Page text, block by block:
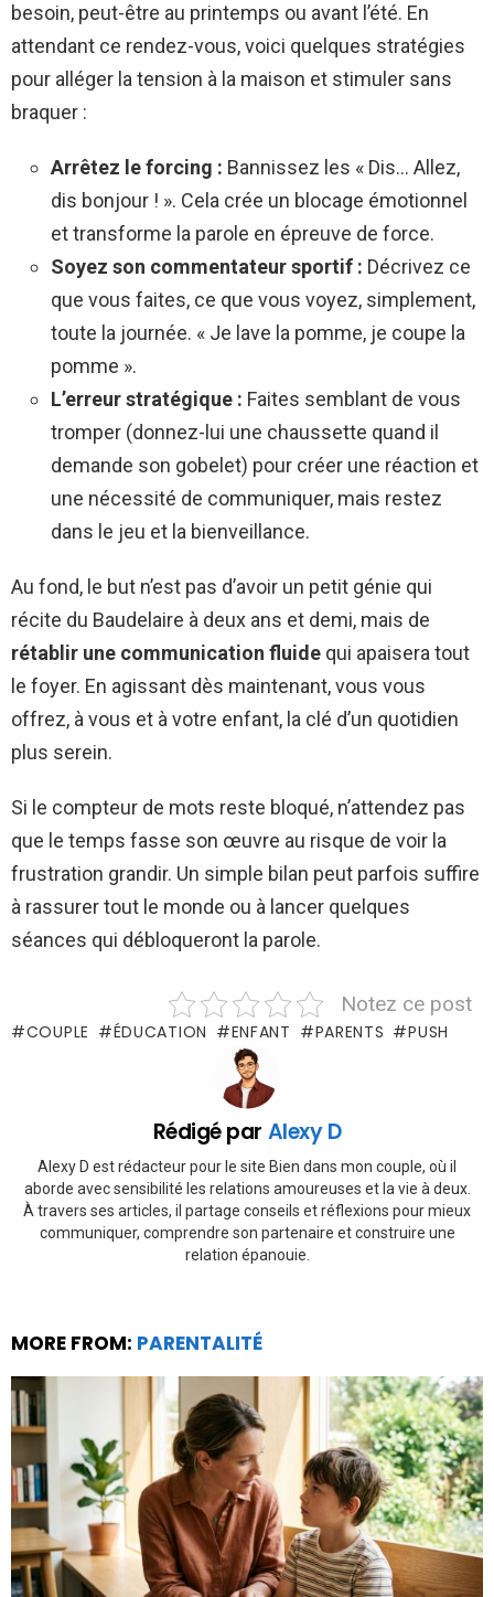
besoin, peut-être au printemps ou avant l’été. En
attendant ce rendez-vous, voici quelques stratégies
pour alléger la tension à la maison et stimuler sans
braquer :
Arrêtez le forcing : Bannissez les « Dis… Allez,
dis bonjour ! ». Cela crée un blocage émotionnel
et transforme la parole en épreuve de force.
Soyez son commentateur sportif : Décrivez ce
que vous faites, ce que vous voyez, simplement,
toute la journée. « Je lave la pomme, je coupe la
pomme ».
L’erreur stratégique : Faites semblant de vous
tromper (donnez-lui une chaussette quand il
demande son gobelet) pour créer une réaction et
une nécessité de communiquer, mais restez
dans le jeu et la bienveillance.
Au fond, le but n’est pas d’avoir un petit génie qui
récite du Baudelaire à deux ans et demi, mais de
rétablir une communication fluide qui apaisera tout
le foyer. En agissant dès maintenant, vous vous
offrez, à vous et à votre enfant, la clé d’un quotidien
plus serein.
Si le compteur de mots reste bloqué, n’attendez pas
que le temps fasse son œuvre au risque de voir la
frustration grandir. Un simple bilan peut parfois suffire
à rassurer tout le monde ou à lancer quelques
séances qui débloqueront la parole.
Notez ce post
COUPLE ÉDUCATION ENFANT PARENTS PUSH
Rédigé par Alexy D
Alexy D est rédacteur pour le site Bien dans mon couple, où il
aborde avec sensibilité les relations amoureuses et la vie à deux.
À travers ses articles, il partage conseils et réflexions pour mieux
communiquer, comprendre son partenaire et construire une
relation épanouie.
MORE FROM: PARENTALITÉ